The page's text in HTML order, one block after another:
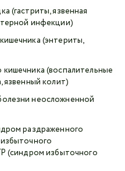
(гастриты, язвенная
инфекции)
(энтериты,
(воспалительные
язвенный колит)
неосложненной
раздраженного
(синдром избыточного